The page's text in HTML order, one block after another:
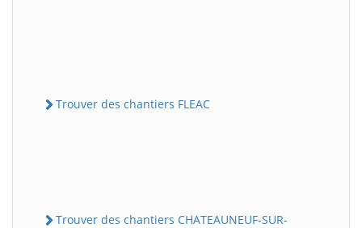
Trouver des chantiers FLEAC
Trouver des chantiers CHATEAUNEUF-SUR-